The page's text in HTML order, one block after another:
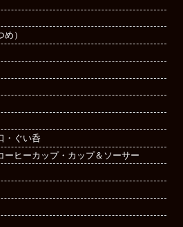
）
・ぐい呑
ーヒーカップ・カップ＆ソーサー